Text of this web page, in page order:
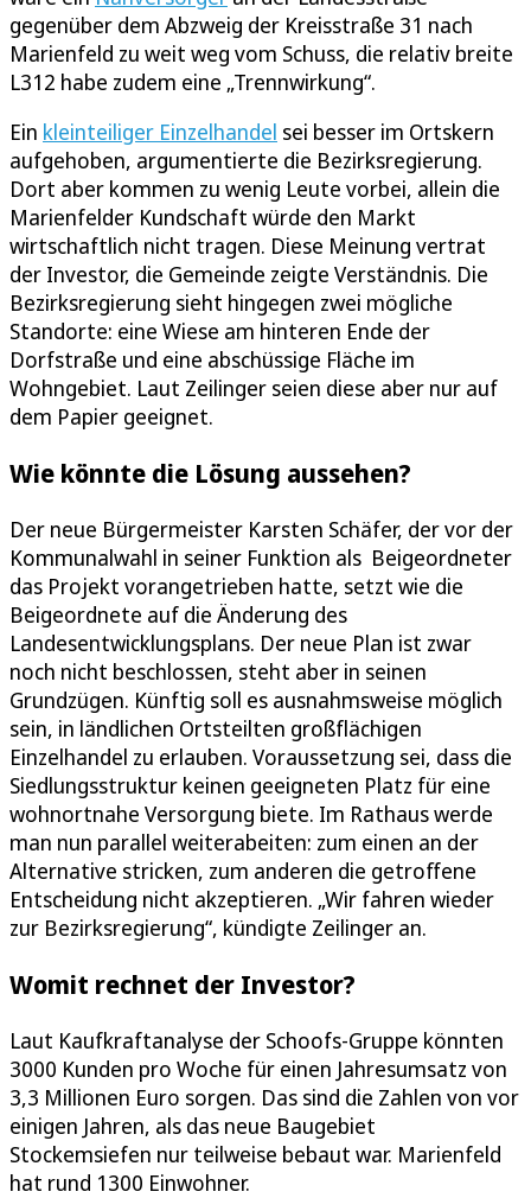
gegenüber dem Abzweig der Kreisstraße 31 nach
Marienfeld zu weit weg vom Schuss, die relativ breite
L312 habe zudem eine „Trennwirkung“.
Ein kleinteiliger Einzelhandel sei besser im Ortskern
aufgehoben, argumentierte die Bezirksregierung.
Dort aber kommen zu wenig Leute vorbei, allein die
Marienfelder Kundschaft würde den Markt
wirtschaftlich nicht tragen. Diese Meinung vertrat
der Investor, die Gemeinde zeigte Verständnis. Die
Bezirksregierung sieht hingegen zwei mögliche
Standorte: eine Wiese am hinteren Ende der
Dorfstraße und eine abschüssige Fläche im
Wohngebiet. Laut Zeilinger seien diese aber nur auf
dem Papier geeignet.
Wie könnte die Lösung aussehen?
Der neue Bürgermeister Karsten Schäfer, der vor der
Kommunalwahl in seiner Funktion als Beigeordneter
das Projekt vorangetrieben hatte, setzt wie die
Beigeordnete auf die Änderung des
Landesentwicklungsplans. Der neue Plan ist zwar
noch nicht beschlossen, steht aber in seinen
Grundzügen. Künftig soll es ausnahmsweise möglich
sein, in ländlichen Ortsteilten großflächigen
Einzelhandel zu erlauben. Voraussetzung sei, dass die
Siedlungsstruktur keinen geeigneten Platz für eine
wohnortnahe Versorgung biete. Im Rathaus werde
man nun parallel weiterabeiten: zum einen an der
Alternative stricken, zum anderen die getroffene
Entscheidung nicht akzeptieren. „Wir fahren wieder
zur Bezirksregierung“, kündigte Zeilinger an.
Womit rechnet der Investor?
Laut Kaufkraftanalyse der Schoofs-Gruppe könnten
3000 Kunden pro Woche für einen Jahresumsatz von
3,3 Millionen Euro sorgen. Das sind die Zahlen von vor
einigen Jahren, als das neue Baugebiet
Stockemsiefen nur teilweise bebaut war. Marienfeld
hat rund 1300 Einwohner.